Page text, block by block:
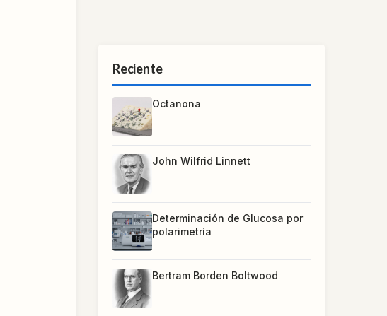
Reciente
Octanona
John Wilfrid Linnett
Determinación de Glucosa por
polarimetría
Bertram Borden Boltwood